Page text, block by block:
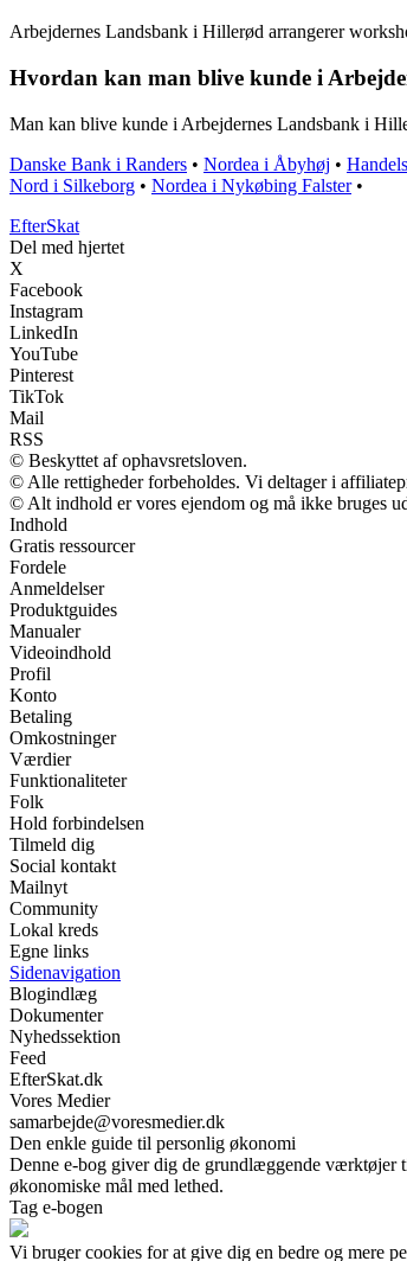
Arbejdernes Landsbank i Hillerød arrangerer
Hvordan kan man blive kunde i
Man kan blive kunde i Arbejdernes Landsbank i
Danske Bank i Randers • Nordea i Åbyhøj •
Nord i Silkeborg • Nordea i Nykøbing Falster•
EfterSkat
Del med hjertet
X
Facebook
Instagram
LinkedIn
YouTube
Pinterest
TikTok
Mail
RSS
© Beskyttet af ophavsretsloven.
© Alle rettigheder forbeholdes. Vi deltager i
© Alt indhold er vores ejendom og må ikke bruges
Indhold
Gratis ressourcer
Fordele
Anmeldelser
Produktguides
Manualer
Videoindhold
Profil
Konto
Betaling
Omkostninger
Værdier
Funktionaliteter
Folk
Hold forbindelsen
Tilmeld dig
Social kontakt
Mailnyt
Community
Lokal kreds
Egne links
Sidenavigation
Blogindlæg
Dokumenter
Nyhedssektion
Feed
EfterSkat.dk
Vores Medier
samarbejde@voresmedier.dk
Den enkle guide til personlig økonomi
Denne e-bog giver dig de grundlæggende værktøjer
økonomiske mål med lethed.
Tag e-bogen
Vi bruger cookies for at give dig en bedre og mere